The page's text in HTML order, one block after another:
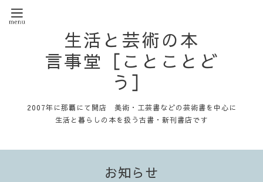
生活と芸術の本
言事堂［ことことど
う］
2007年に那覇にて開店 美術・工芸書などの芸術書を中心に
生活と暮らしの本を扱う古書・新刊書店です
お知らせ